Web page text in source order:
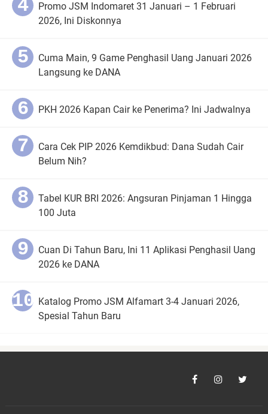
Promo JSM Indomaret 31 Januari – 1 Februari
2026, Ini Diskonnya
Cuma Main, 9 Game Penghasil Uang Januari 2026
Langsung ke DANA
PKH 2026 Kapan Cair ke Penerima? Ini Jadwalnya
Cara Cek PIP 2026 Kemdikbud: Dana Sudah Cair
Belum Nih?
Tabel KUR BRI 2026: Angsuran Pinjaman 1 Hingga
100 Juta
Cuan Di Tahun Baru, Ini 11 Aplikasi Penghasil Uang
2026 ke DANA
Katalog Promo JSM Alfamart 3-4 Januari 2026,
Spesial Tahun Baru